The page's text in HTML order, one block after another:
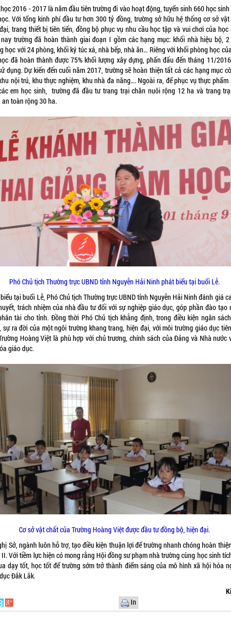
2016 - 2017 là năm đầu tiên trường đi vào hoạt động, tuyển sinh 660 học
Với tổng kinh phí đầu tư hơn 300 tỷ đồng, trường sở hữu hệ thống cơ sở
trang thiết bị tiên tiến, đồng bộ phục vụ nhu cầu học tập và vui chơi của học
trường đã hoàn thành giai đoạn I gồm các hạng mục: khối nhà hiệu bộ,
học với 24 phòng, khối ký túc xá, nhà bếp, nhà ăn… Riêng với khối phòng học
đã hoàn thành được 75% khối lượng xây dựng, phấn đấu đến tháng 11/
dụng. Dự kiến đến cuối năm 2017, trường sẽ hoàn thiện tất cả các hạng mục
nội trú, khu thực nghiệm, khu nhà đa năng…. Ngoài ra, để phục vụ thực phẩm
em học sinh, trường đã đầu tư trang trại chăn nuôi rộng 12 ha và trang
an toàn rộng 30 ha.
Phó Chủ tịch Thường trực UBND tỉnh Nguyễn Hải Ninh phát biểu tại buổi Lễ.
tại buổi Lễ, Phó Chủ tịch Thường trực UBND tỉnh Nguyễn Hải Ninh đánh giá
trách nhiệm của nhà đầu tư đối với sự nghiệp giáo dục, góp phần đào tạo
tài cho tỉnh. Đồng thời Phó Chủ tịch khẳng định, trong điều kiện ngân
sự ra đời của một ngôi trường khang trang, hiện đại, với môi trường giáo dục
Hoàng Việt là phù hợp với chủ trương, chính sách của Đảng và Nhà nước
giáo dục.
Cơ sở vật chất của Trường Hoàng Việt được đầu tư đồng bộ, hiện đại.
Sở, ngành luôn hỗ trợ, tạo điều kiện thuận lợi để trường nhanh chóng hoàn
Với tiềm lực hiện có mong rằng Hội đồng sư phạm nhà trường cùng học sinh
dạy tốt, học tốt để trường sớm trở thành điểm sáng của mô hình xã hội hóa
Đắk Lắk.
In